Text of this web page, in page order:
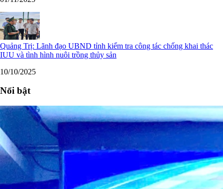
Quảng Trị: Lãnh đạo UBND tỉnh kiểm tra công tác chống khai thác
IUU và tình hình nuôi trồng thủy sản
10/10/2025
Nổi bật